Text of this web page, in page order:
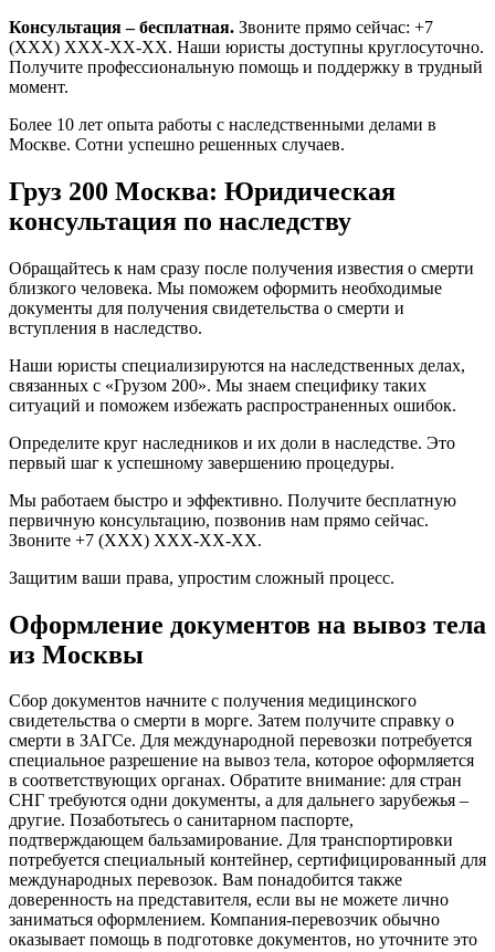
Консультация – бесплатная. Звоните прямо сейчас: +7
(XXX) XXX-XX-XX. Наши юристы доступны круглосуточно.
Получите профессиональную помощь и поддержку в трудный
момент.
Более 10 лет опыта работы с наследственными делами в
Москве. Сотни успешно решенных случаев.
Груз 200 Москва: Юридическая
консультация по наследству
Обращайтесь к нам сразу после получения известия о смерти
близкого человека. Мы поможем оформить необходимые
документы для получения свидетельства о смерти и
вступления в наследство.
Наши юристы специализируются на наследственных делах,
связанных с «Грузом 200». Мы знаем специфику таких
ситуаций и поможем избежать распространенных ошибок.
Определите круг наследников и их доли в наследстве. Это
первый шаг к успешному завершению процедуры.
Мы работаем быстро и эффективно. Получите бесплатную
первичную консультацию, позвонив нам прямо сейчас.
Звоните +7 (XXX) XXX-XX-XX.
Защитим ваши права, упростим сложный процесс.
Оформление документов на вывоз тела
из Москвы
Сбор документов начните с получения медицинского
свидетельства о смерти в морге. Затем получите справку о
смерти в ЗАГСе. Для международной перевозки потребуется
специальное разрешение на вывоз тела, которое оформляется
в соответствующих органах. Обратите внимание: для стран
СНГ требуются одни документы, а для дальнего зарубежья –
другие. Позаботьтесь о санитарном паспорте,
подтверждающем бальзамирование. Для транспортировки
потребуется специальный контейнер, сертифицированный для
международных перевозок. Вам понадобится также
доверенность на представителя, если вы не можете лично
заниматься оформлением. Компания-перевозчик обычно
оказывает помощь в подготовке документов, но уточните это